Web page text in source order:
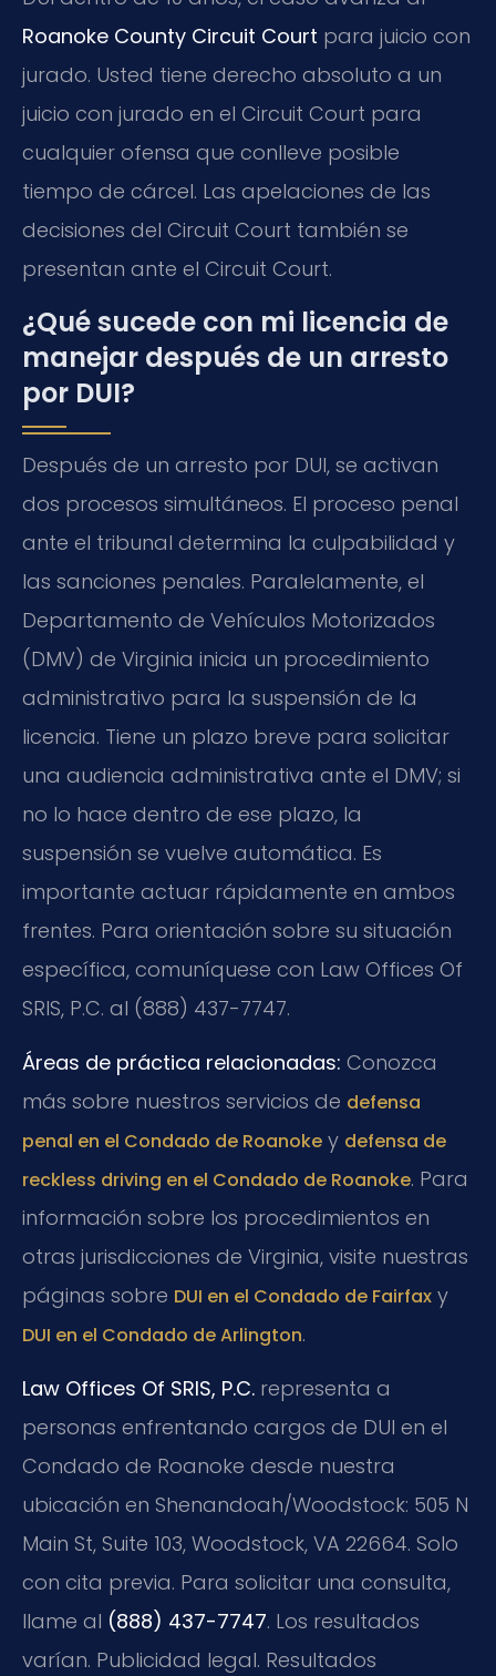
Roanoke County Circuit Court para juicio con
jurado. Usted tiene derecho absoluto a un
juicio con jurado en el Circuit Court para
cualquier ofensa que conlleve posible
tiempo de cárcel. Las apelaciones de las
decisiones del Circuit Court también se
presentan ante el Circuit Court.
¿Qué sucede con mi licencia de
manejar después de un arresto
por DUI?
Después de un arresto por DUI, se activan
dos procesos simultáneos. El proceso penal
ante el tribunal determina la culpabilidad y
las sanciones penales. Paralelamente, el
Departamento de Vehículos Motorizados
(DMV) de Virginia inicia un procedimiento
administrativo para la suspensión de la
licencia. Tiene un plazo breve para solicitar
una audiencia administrativa ante el DMV; si
no lo hace dentro de ese plazo, la
suspensión se vuelve automática. Es
importante actuar rápidamente en ambos
frentes. Para orientación sobre su situación
específica, comuníquese con Law Offices Of
SRIS, P.C. al (888) 437-7747.
Áreas de práctica relacionadas: Conozca
más sobre nuestros servicios de defensa
penal en el Condado de Roanoke y defensa de
reckless driving en el Condado de Roanoke. Para
información sobre los procedimientos en
otras jurisdicciones de Virginia, visite nuestras
páginas sobre DUI en el Condado de Fairfax y
DUI en el Condado de Arlington.
Law Offices Of SRIS, P.C. representa a
personas enfrentando cargos de DUI en el
Condado de Roanoke desde nuestra
ubicación en Shenandoah/Woodstock: 505 N
Main St, Suite 103, Woodstock, VA 22664. Solo
con cita previa. Para solicitar una consulta,
llame al (888) 437-7747. Los resultados
varían. Publicidad legal. Resultados